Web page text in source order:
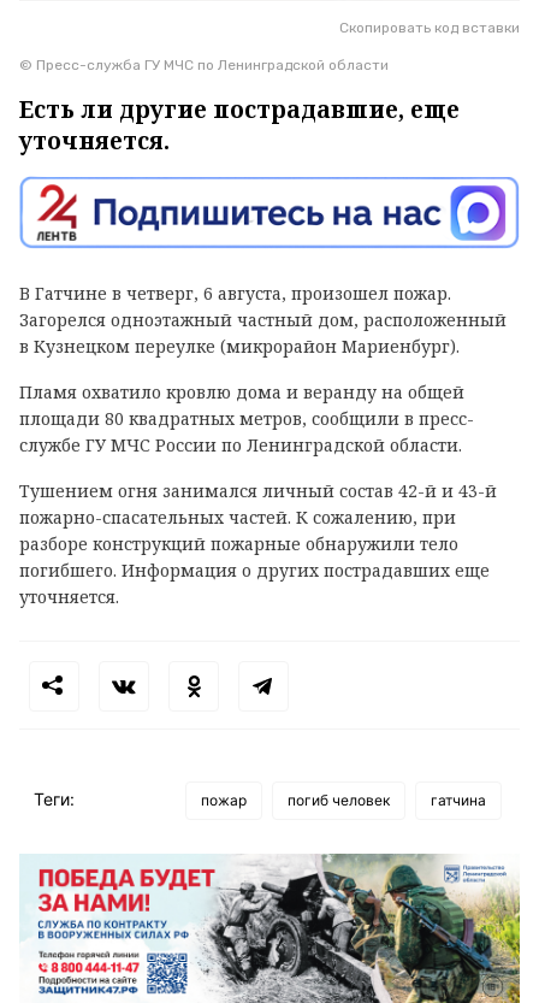
Скопировать код вставки
© Пресс-служба ГУ МЧС по Ленинградской области
Есть ли другие пострадавшие, еще
уточняется.
В Гатчине в четверг, 6 августа, произошел пожар.
Загорелся одноэтажный частный дом, расположенный
в Кузнецком переулке (микрорайон Мариенбург).
Пламя охватило кровлю дома и веранду на общей
площади 80 квадратных метров, сообщили в пресс-
службе ГУ МЧС России по Ленинградской области.
Тушением огня занимался личный состав 42-й и 43-й
пожарно-спасательных частей. К сожалению, при
разборе конструкций пожарные обнаружили тело
погибшего. Информация о других пострадавших еще
уточняется.
Теги: пожар погиб человек гатчина